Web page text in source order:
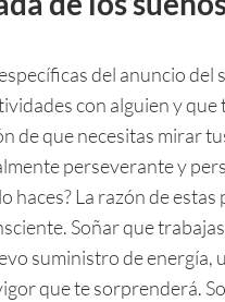
del anuncio
con alguien y
de que necesitas mirar
perseverante y
haces? La razón de
Soñar que
suministro de energía,
que te sorprenderá.